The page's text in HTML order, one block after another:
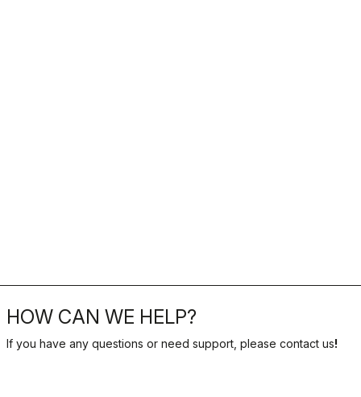
HOW CAN WE HELP?
If you have any questions or need support, please contact us!